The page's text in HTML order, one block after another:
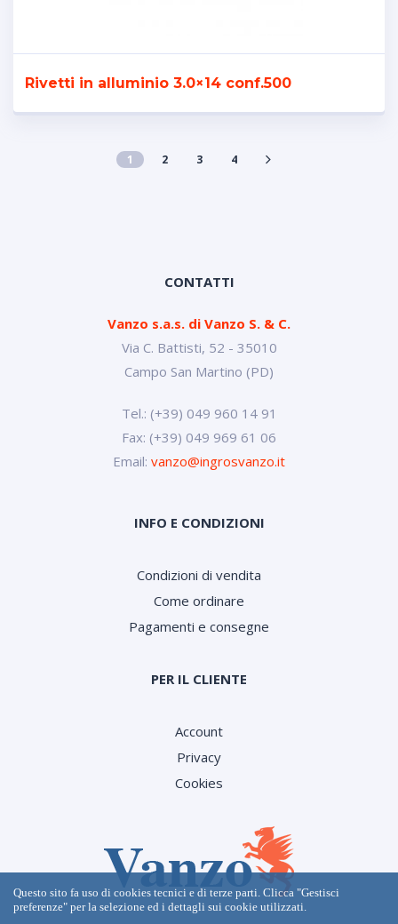
Rivetti in alluminio 3.0×14 conf.500
1 2 3 4
CONTATTI
Vanzo s.a.s. di Vanzo S. & C.
Via C. Battisti, 52 - 35010
Campo San Martino (PD)
Tel.: (+39) 049 960 14 91
Fax: (+39) 049 969 61 06
Email: vanzo@ingrosvanzo.it
INFO E CONDIZIONI
Condizioni di vendita
Come ordinare
Pagamenti e consegne
PER IL CLIENTE
Account
Privacy
Cookies
Questo sito fa uso di cookies tecnici e di terze parti. Clicca "Gestisci
preferenze" per la selezione ed i dettagli sui cookie utilizzati.